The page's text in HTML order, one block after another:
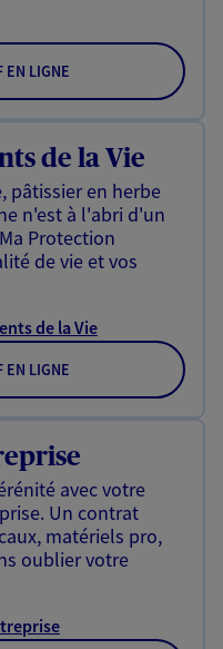
EN LIGNE
de la Vie
pâtissier en herbe
n'est à l'abri d'un
Protection
de vie et vos
de la Vie
EN LIGNE
avec votre
Un contrat
matériels pro,
oublier votre